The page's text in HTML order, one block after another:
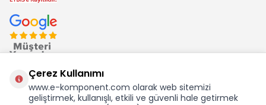
Çerez Kullanımı
www.e-komponent.com olarak web sitemizi
geliştirmek, kullanışlı, etkili ve güvenli hale getirmek